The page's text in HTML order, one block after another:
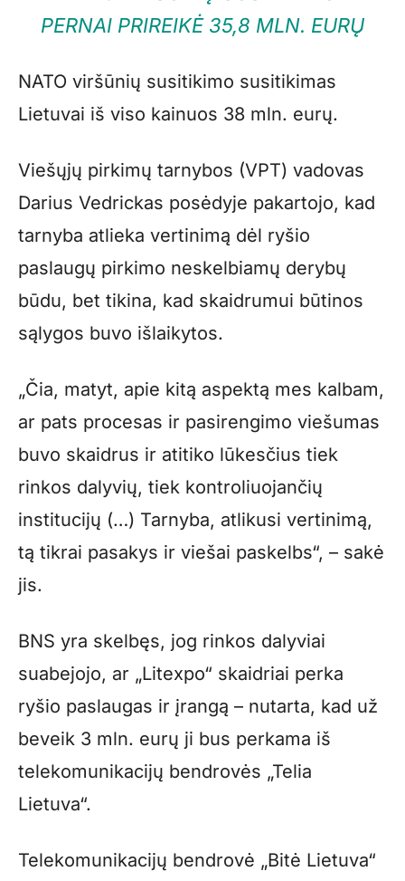
PERNAI PRIREIKĖ 35,8 MLN. EURŲ
NATO viršūnių susitikimo susitikimas
Lietuvai iš viso kainuos 38 mln. eurų.
Viešųjų pirkimų tarnybos (VPT) vadovas
Darius Vedrickas posėdyje pakartojo, kad
tarnyba atlieka vertinimą dėl ryšio
paslaugų pirkimo neskelbiamų derybų
būdu, bet tikina, kad skaidrumui būtinos
sąlygos buvo išlaikytos.
„Čia, matyt, apie kitą aspektą mes kalbam,
ar pats procesas ir pasirengimo viešumas
buvo skaidrus ir atitiko lūkesčius tiek
rinkos dalyvių, tiek kontroliuojančių
institucijų (…) Tarnyba, atlikusi vertinimą,
tą tikrai pasakys ir viešai paskelbs“, – sakė
jis.
BNS yra skelbęs, jog rinkos dalyviai
suabejojo, ar „Litexpo“ skaidriai perka
ryšio paslaugas ir įrangą – nutarta, kad už
beveik 3 mln. eurų ji bus perkama iš
telekomunikacijų bendrovės „Telia
Lietuva“.
Telekomunikacijų bendrovė „Bitė Lietuva“